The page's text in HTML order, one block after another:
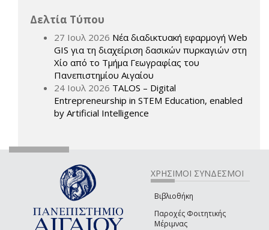
Δελτία Τύπου
27 Ιουλ 2026 Νέα διαδικτυακή εφαρμογή Web
GIS για τη διαχείριση δασικών πυρκαγιών στη
Χίο από το Τμήμα Γεωγραφίας του
Πανεπιστημίου Αιγαίου
24 Ιουλ 2026 TALOS – Digital
Entrepreneurship in STEM Education, enabled
by Artificial Intelligence
ΧΡΗΣΙΜΟΙ ΣΥΝΔΕΣΜΟΙ
Βιβλιοθήκη
Παροχές Φοιτητικής
Μέριμνας